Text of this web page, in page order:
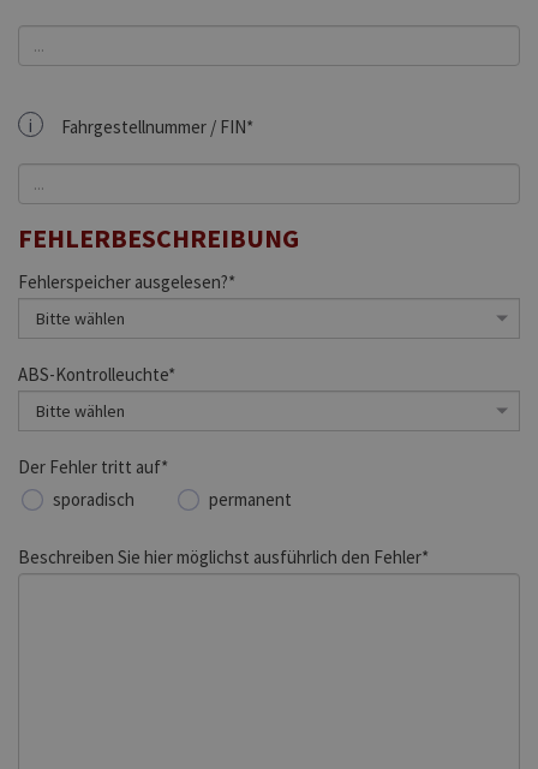
i Fahrgestellnummer / FIN*
FEHLERBESCHREIBUNG
Fehlerspeicher ausgelesen?*
ABS-Kontrolleuchte*
Der Fehler tritt auf*
sporadisch
permanent
Beschreiben Sie hier möglichst ausführlich den Fehler*